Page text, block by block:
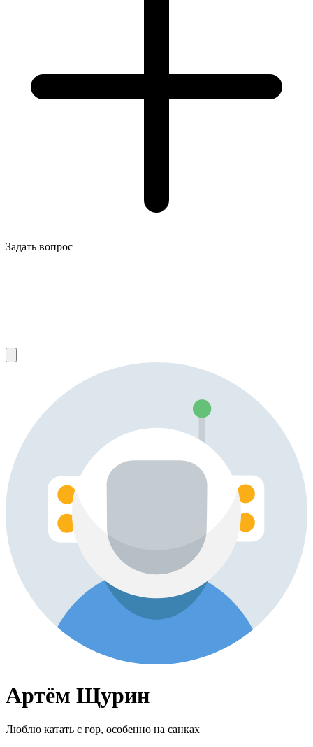
Задать вопрос
Артём Щурин
Люблю катать с гор, особенно на санках